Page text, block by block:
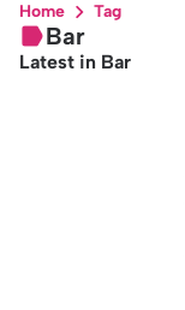
Home Tag
Bar
Latest in Bar